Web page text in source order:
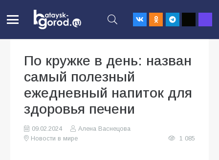
По кружке в день: назван
самый полезный
ежедневный напиток для
здоровья печени
09.02.2024
Алена Васнецова
Новости в мире
1 085